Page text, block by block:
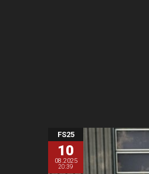
FS25
10
08.2025
20:39